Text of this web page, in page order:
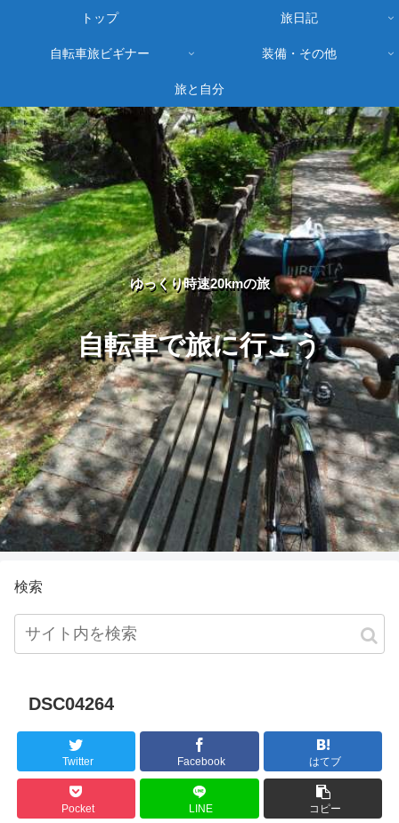
ゆっくり時速20kmの旅
自転車で旅に行こう
トップ 旅日記
自転車旅ビギナー 装備・その他
旅と自分
検索
DSC04264
Twitter Facebook はてブ
Pocket LINE コピー